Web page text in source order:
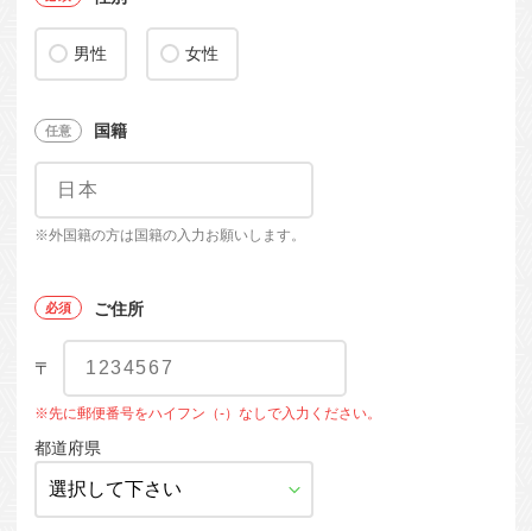
男性 女性
国籍
※外国籍の方は国籍の入力お願いします。
ご住所
〒
※先に郵便番号をハイフン（-）なしで入力ください。
都道府県